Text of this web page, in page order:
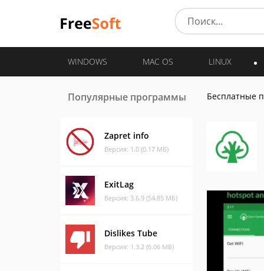
WINDOWS MAC OS LINUX
Популярные программы
Zapret info
Версия: 1.0 (0.17 МБ)
ExitLag
Версия: 3.6.9 (54.85 МБ)
Dislikes Tube
Версия: 1.3.2 (6.06 МБ)
Бесплатные